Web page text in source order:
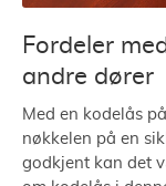
Fordeler
andre dører
Med en kodelås
nøkkelen på en
godkjent kan det